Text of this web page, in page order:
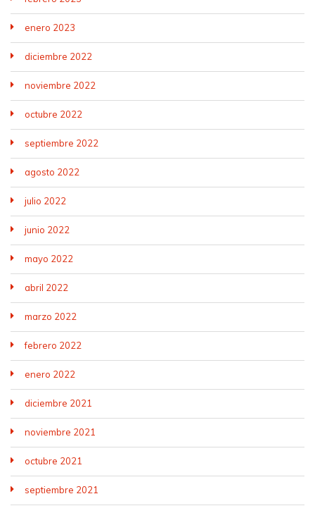
enero 2023
diciembre 2022
noviembre 2022
octubre 2022
septiembre 2022
agosto 2022
julio 2022
junio 2022
mayo 2022
abril 2022
marzo 2022
febrero 2022
enero 2022
diciembre 2021
noviembre 2021
octubre 2021
septiembre 2021